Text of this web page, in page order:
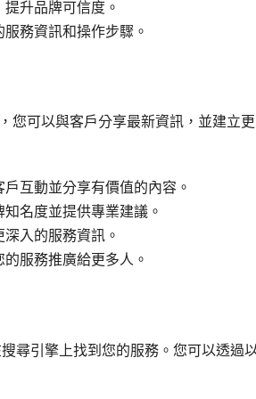
升品牌可信度。
務資訊和操作步驟。
您可以與客戶分享最新資訊，並建立
互動並分享有價值的內容。
名度並提供專業建議。
入的服務資訊。
服務推廣給更多人。
尋引擎上找到您的服務。您可以透過